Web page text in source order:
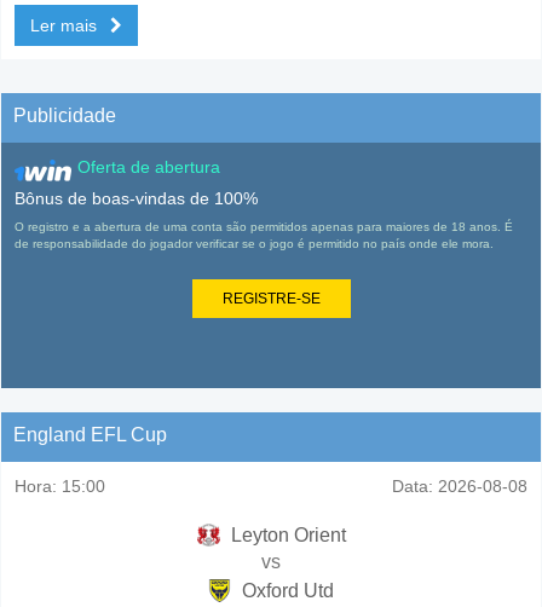
Ler mais
Publicidade
Oferta de abertura
Bônus de boas-vindas de 100%
O registro e a abertura de uma conta são permitidos apenas para maiores de 18 anos. É
de responsabilidade do jogador verificar se o jogo é permitido no país onde ele mora.
REGISTRE-SE
England EFL Cup
Hora: 15:00 Data: 2026-08-08
Leyton Orient
vs
Oxford Utd